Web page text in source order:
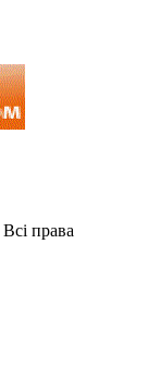
Всі права